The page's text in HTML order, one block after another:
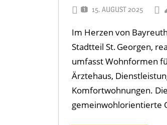
15. AUGUST 2025
Im Herzen von
Stadtteil St. Georgen,
umfasst Wohnformen
Ärztehaus,
Komfortwohnungen.
gemeinwohlorientierte